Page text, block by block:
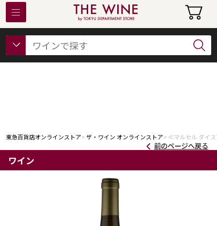
東急百貨店オンラインストアについて
フード ビューティー ギフト&ライフスタイル
東急百貨店オンラインストア ザ・ワイン オンラインストア ≪マルセル ダイ
前のページへ戻る
ワイン